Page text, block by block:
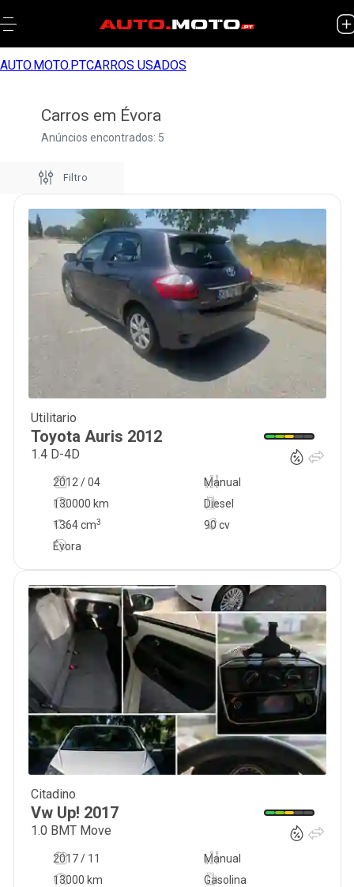
AUTO.MOTO.PTCARROS USADOS
Carros em Évora
Anúncios encontrados: 5
Filtro
Utilitario
Toyota Auris 2012
1.4 D-4D
2012 / 04
Manual
130000 km
90 cv
Diesel
1364cm3
Évora
Citadino
Vw Up! 2017
1.0 BMT Move
2017 / 11
Manual
13000 km
Gasolina